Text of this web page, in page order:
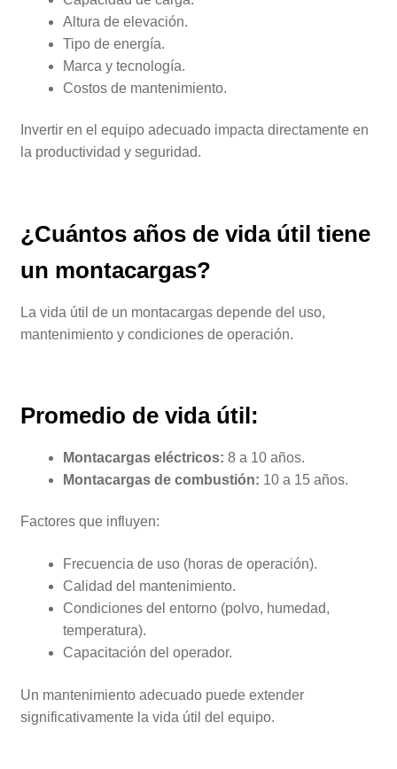
Altura de elevación.
Tipo de energía.
Marca y tecnología.
Costos de mantenimiento.
Invertir en el equipo adecuado impacta directamente en
la productividad y seguridad.
¿Cuántos años de vida útil tiene
un montacargas?
La vida útil de un montacargas depende del uso,
mantenimiento y condiciones de operación.
Promedio de vida útil:
Montacargas eléctricos: 8 a 10 años.
Montacargas de combustión: 10 a 15 años.
Factores que influyen:
Frecuencia de uso (horas de operación).
Calidad del mantenimiento.
Condiciones del entorno (polvo, humedad,
temperatura).
Capacitación del operador.
Un mantenimiento adecuado puede extender
significativamente la vida útil del equipo.